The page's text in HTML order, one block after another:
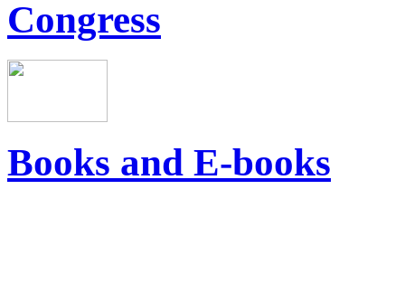
Congress
Books and E-books